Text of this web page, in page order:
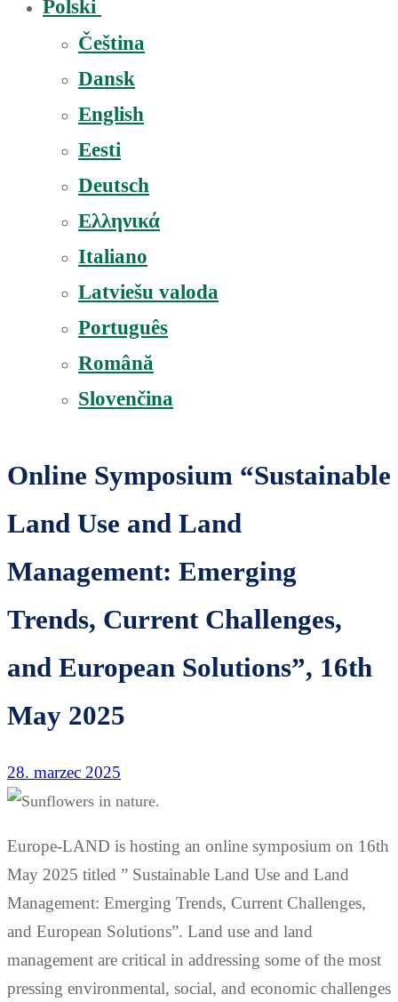
Polski
Čeština
Dansk
English
Eesti
Deutsch
Ελληνικά
Italiano
Latviešu valoda
Português
Română
Slovenčina
Online Symposium “Sustainable
Land Use and Land
Management: Emerging
Trends, Current Challenges,
and European Solutions”, 16th
May 2025
28. marzec 2025
Europe-LAND is hosting an online symposium on 16th
May 2025 titled ” Sustainable Land Use and Land
Management: Emerging Trends, Current Challenges,
and European Solutions”. Land use and land
management are critical in addressing some of the most
pressing environmental, social, and economic challenges